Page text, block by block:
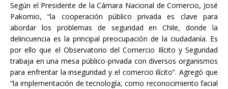
Según el Presidente de la Cámara Nacional de Comercio, José
Pakomio, “la cooperación público privada es clave para
abordar los problemas de seguridad en Chile, donde la
delincuencia es la principal preocupación de la ciudadanía. Es
por ello que el Observatorio del Comercio Ilícito y Seguridad
trabaja en una mesa público-privada con diversos organismos
para enfrentar la inseguridad y el comercio ilícito”. Agregó que
“la implementación de tecnología, como reconocimiento facial